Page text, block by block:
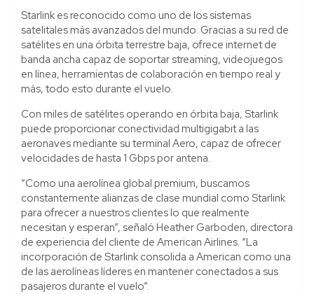
Starlink es reconocido como uno de los sistemas
satelitales más avanzados del mundo. Gracias a su red de
satélites en una órbita terrestre baja, ofrece internet de
banda ancha capaz de soportar streaming, videojuegos
en línea, herramientas de colaboración en tiempo real y
más, todo esto durante el vuelo.
Con miles de satélites operando en órbita baja, Starlink
puede proporcionar conectividad multigigabit a las
aeronaves mediante su terminal Aero, capaz de ofrecer
velocidades de hasta 1 Gbps por antena.
“Como una aerolínea global premium, buscamos
constantemente alianzas de clase mundial como Starlink
para ofrecer a nuestros clientes lo que realmente
necesitan y esperan”, señaló Heather Garboden, directora
de experiencia del cliente de American Airlines. “La
incorporación de Starlink consolida a American como una
de las aerolíneas líderes en mantener conectados a sus
pasajeros durante el vuelo”.